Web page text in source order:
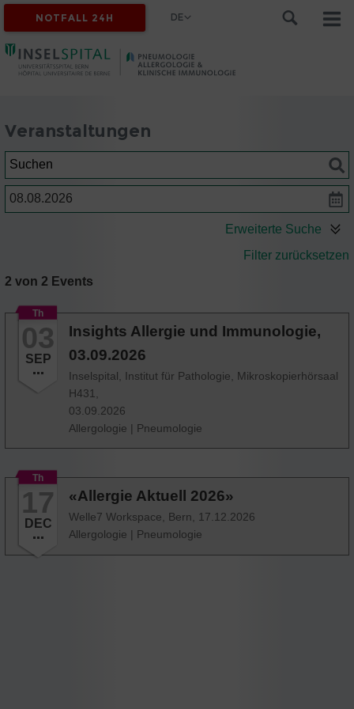
NOTFALL 24H DE
Veranstaltungen
Suchen
Datum
2 von 2 Events
Erweiterte Suche
Filter zurücksetzen
Th
03
SEP
Insights Allergie und Immunologie,
03.09.2026
Inselspital, Institut für Pathologie, Mikroskopierhörsaal
H431,
03.09.2026
Allergologie | Pneumologie
Th
17
DEC
«Allergie Aktuell 2026»
Welle7 Workspace, Bern, 17.12.2026
Allergologie | Pneumologie